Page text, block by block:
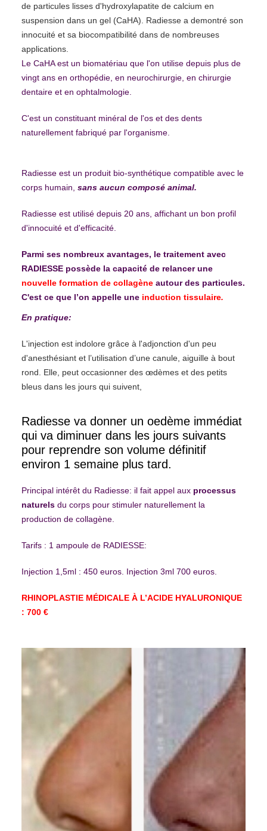
de particules lisses d'hydroxylapatite de calcium en
suspension dans un gel (CaHA). Radiesse a demontré son
innocuité et sa biocompatibilité dans de nombreuses
applications.
Le CaHA est un biomatériau que l'on utilise depuis plus de
vingt ans en orthopédie, en neurochirurgie, en chirurgie
dentaire et en ophtalmologie.
C'est un constituant minéral de l'os et des dents
naturellement fabriqué par l'organisme.
Radiesse est un produit bio-synthétique compatible avec le
corps humain, sans aucun composé animal.
Radiesse est utilisé depuis 20 ans, affichant un bon profil
d'innocuité et d'efficacité.
Parmi ses nombreux avantages, le traitement avec
RADIESSE possède la capacité de relancer une
nouvelle formation de collagèneautour des particules.
C'est ce que l’on appelle une induction tissulaire.
En pratique:
L'injection est indolore grâce à l'adjonction d'un peu
d'anesthésiant et l’utilisation d’une canule, aiguille à bout
rond. Elle, peut occasionner des œdèmes et des petits
bleus dans les jours qui suivent,
Radiesse va donner un oedème immédiat
qui va diminuer dans les jours suivants
pour reprendre son volume définitif
environ 1 semaine plus tard.
Principal intérêt du Radiesse: il fait appel aux processus
naturelsdu corps pour stimuler naturellement la
production de collagène.
Tarifs : 1 ampoule de RADIESSE:
Injection 1,5ml : 450 euros. Injection 3ml 700 euros.
RHINOPLASTIE MÉDICALE À L’ACIDE HYALURONIQUE
: 700 €